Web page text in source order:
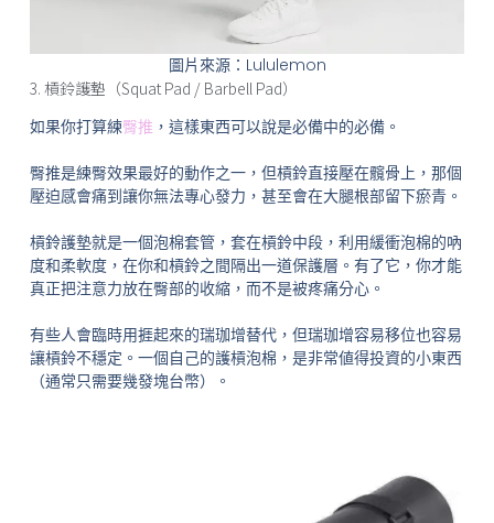
圖片來源：Lululemon
3. 槓鈴護墊（Squat Pad / Barbell Pad）
如果你打算練臀推，這樣東西可以說是必備中的必備。
臀推是練臀效果最好的動作之一，但槓鈴直接壓在髖骨上，那個
壓迫感會痛到讓你無法專心發力，甚至會在大腿根部留下瘀青。
槓鈴護墊就是一個泡棉套管，套在槓鈴中段，利用緩衝泡棉的吶
度和柔軟度，在你和槓鈴之間隔出一道保護層。有了它，你才能
真正把注意力放在臀部的收縮，而不是被疼痛分心。
有些人會臨時用捱起來的瑞珈增替代，但瑞珈增容易移位也容易
讓槓鈴不穩定。一個自己的護槓泡棉，是非常値得投資的小東西
（通常只需要幾發塊台幣）。